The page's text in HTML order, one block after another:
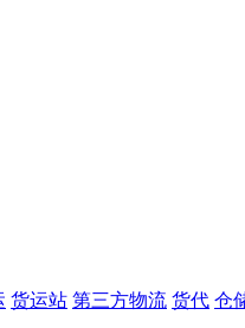
货运站 第三方物流 货代 仓